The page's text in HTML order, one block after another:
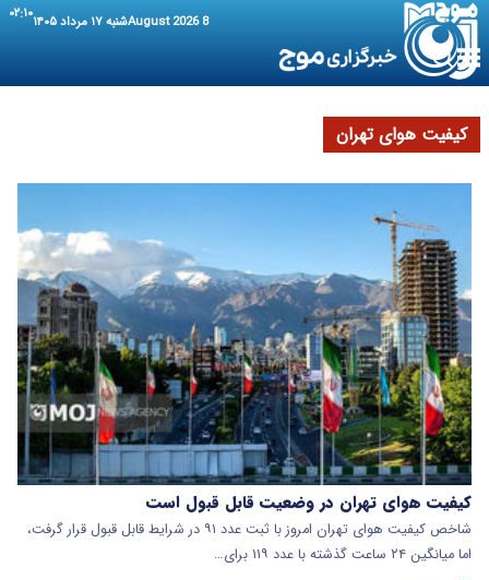
8 August 2026 شنبه ۱۷ مرداد ۱۴۰۵ ۰۲:۱۰
کیفیت هوای تهران
کیفیت هوای تهران در وضعیت قابل قبول است
شاخص کیفیت هوای تهران امروز با ثبت عدد ۹۱ در شرایط قابل قبول قرار گرفت،
اما میانگین ۲۴ ساعت گذشته با عدد ۱۱۹ برای…